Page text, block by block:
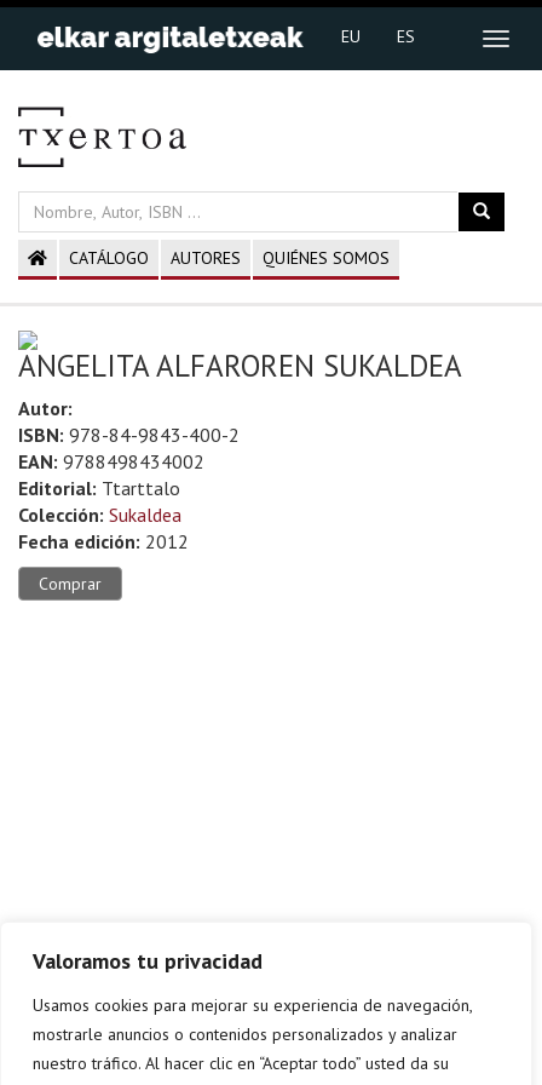
Valoramos tu privacidad
Usamos cookies para mejorar su experiencia de navegación,
mostrarle anuncios o contenidos personalizados y analizar
nuestro tráfico. Al hacer clic en “Aceptar todo” usted da su
EU ES
CATÁLOGO AUTORES QUIÉNES SOMOS
ANGELITA ALFAROREN SUKALDEA
Autor:
ISBN: 978-84-9843-400-2
EAN: 9788498434002
Editorial: Ttarttalo
Colección: Sukaldea
Fecha edición: 2012
Comprar